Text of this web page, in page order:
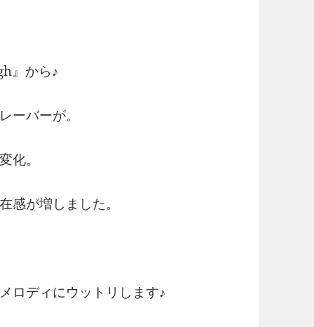
』から♪
ーバーが。
化。
感が増しました。
ロディにウットリします♪